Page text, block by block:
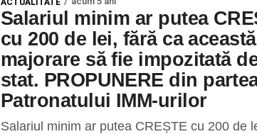
ACTUALITATE
Salariul minim ar putea
cu 200 de lei, fără ca această
majorare să fie impozitată
stat. PROPUNERE din
Patronatului IMM-urilor
Salariul minim ar putea CREȘTE cu 200 de